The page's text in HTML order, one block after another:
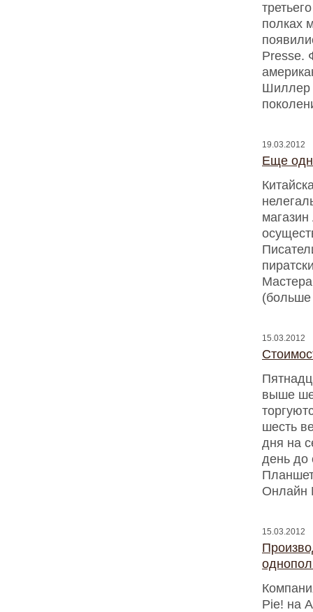
полках
Presse.
Шиллер
19.03.2012
Еще
(больше
15.03.2012
выше
шесть
дня на
день до
Онлайн
15.03.2012
Pie! на